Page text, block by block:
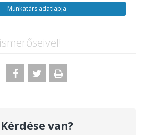
Munkatárs adatlapja
ismerőseivel!
Kérdése van?